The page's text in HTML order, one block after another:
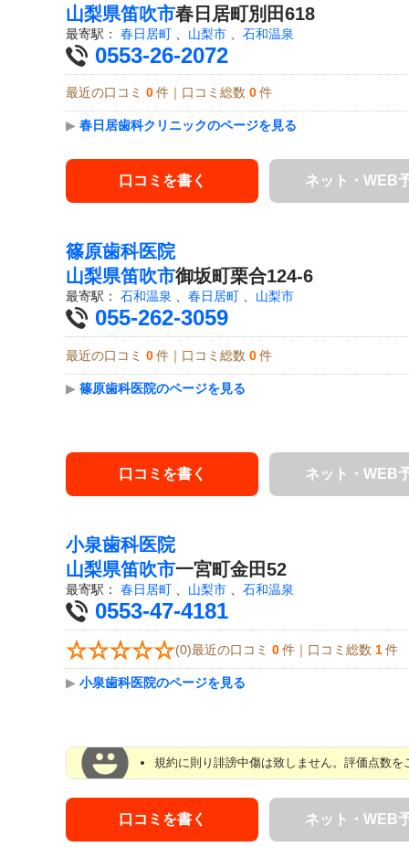
山梨県笛吹市春日居町別田618
最寄駅： 春日居町 山梨市 石和温泉
0553-26-2072
最近の口コミ 0 件｜口コミ総数 0 件
▶ 春日居歯科クリニックのページを見る
口コミを書く ネット・WEB
篠原歯科医院
山梨県笛吹市御坂町栗合124-6
最寄駅： 石和温泉 、 春日居町 、 山梨市
055-262-3059
最近の口コミ 0 件｜口コミ総数 0 件
▶ 篠原歯科医院のページを見る
口コミを書く ネット・WEB
小泉歯科医院
山梨県笛吹市一宮町金田52
最寄駅： 春日居町 、 山梨市 、 石和温泉
0553-47-4181
(0)最近の口コミ 0 件｜口コミ総数 1 件
▶ 小泉歯科医院のページを見る
規約に則り誹謗中傷は致しません。評価点数
口コミを書く ネット・WEB